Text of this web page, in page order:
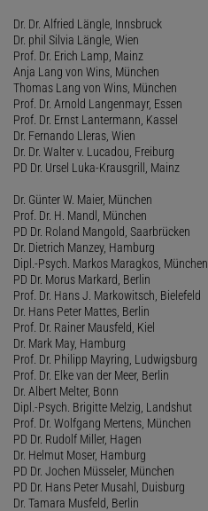
Dr. Dr. Alfried Längle, Innsbruck
Dr. phil Silvia Längle, Wien
Prof. Dr. Erich Lamp, Mainz
Anja Lang von Wins, München
Thomas Lang von Wins, München
Prof. Dr. Arnold Langenmayr, Essen
Prof. Dr. Ernst Lantermann, Kassel
Dr. Fernando Lleras, Wien
Dr. Dr. Walter v. Lucadou, Freiburg
PD Dr. Ursel Luka-Krausgrill, Mainz
Dr. Günter W. Maier, München
Prof. Dr. H. Mandl, München
PD Dr. Roland Mangold, Saarbrücken
Dr. Dietrich Manzey, Hamburg
Dipl.-Psych. Markos Maragkos, München
PD Dr. Morus Markard, Berlin
Prof. Dr. Hans J. Markowitsch, Bielefeld
Dr. Hans Peter Mattes, Berlin
Prof. Dr. Rainer Mausfeld, Kiel
Dr. Mark May, Hamburg
Prof. Dr. Philipp Mayring, Ludwigsburg
Prof. Dr. Elke van der Meer, Berlin
Dr. Albert Melter, Bonn
Dipl.-Psych. Brigitte Melzig, Landshut
Prof. Dr. Wolfgang Mertens, München
PD Dr. Rudolf Miller, Hagen
Dr. Helmut Moser, Hamburg
PD Dr. Jochen Müsseler, München
PD Dr. Hans Peter Musahl, Duisburg
Dr. Tamara Musfeld, Berlin